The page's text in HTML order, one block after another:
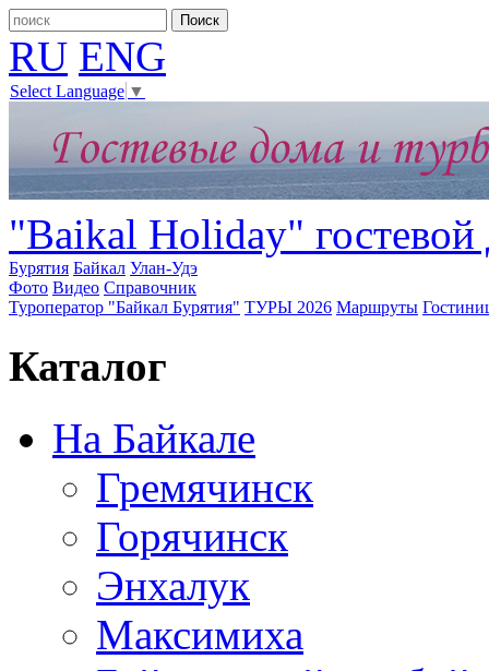
RU ENG
Select Language ▼
"Baikal Holiday" гостевой
Бурятия Байкал Улан-Удэ
Фото Видео Справочник
Туроператор "Байкал Бурятия" ТУРЫ 2026 Маршруты
Каталог
На Байкале
Гремячинск
Горячинск
Энхалук
Максимиха